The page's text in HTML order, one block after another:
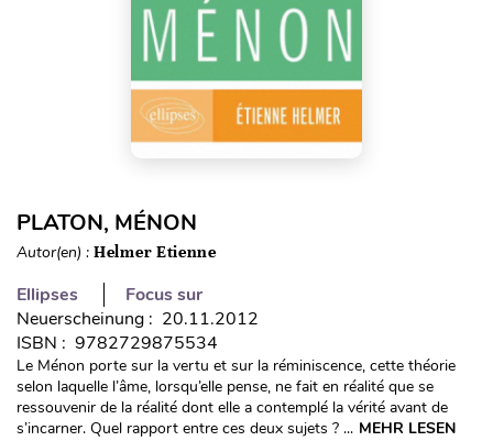
PLATON, MÉNON
Autor(en) : Helmer Etienne
Ellipses
Focus sur
Neuerscheinung : 20.11.2012
ISBN : 9782729875534
Le Ménon porte sur la vertu et sur la réminiscence, cette théorie
selon laquelle l’âme, lorsqu’elle pense, ne fait en réalité que se
ressouvenir de la réalité dont elle a contemplé la vérité avant de
s’incarner. Quel rapport entre ces deux sujets ? ... MEHR LESEN